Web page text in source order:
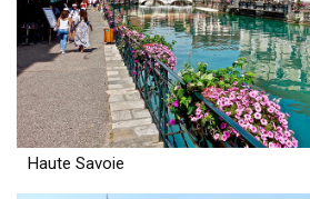
Haute Savoie